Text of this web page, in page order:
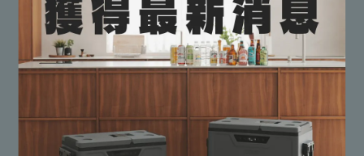
PETROMAX 煤油汽化燈燈